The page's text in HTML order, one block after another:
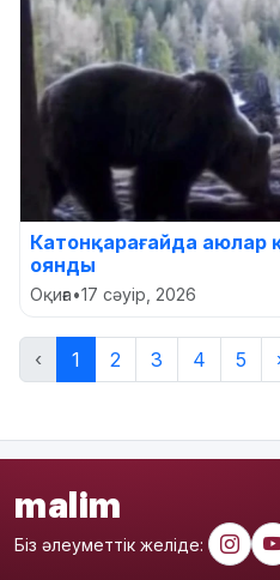
Катонқарағайда
оянды
Оқиға•17 сәуір, 2026
‹ 1 2 3 4 5
malim
Біз әлеуметтік желіде: